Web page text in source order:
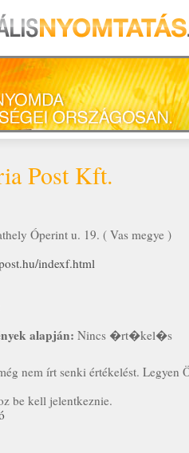
Post Kft.
Óperint u. 19. ( Vas megye )
indexf.html
alapján: Nincs �rt�kel�s
nem írt senki értékelést. Legyen
be kell jelentkeznie.